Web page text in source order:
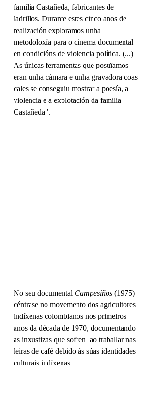
familia Castañeda, fabricantes de
ladrillos. Durante estes cinco anos de
realización exploramos unha
metodoloxía para o cinema documental
en condicións de violencia política. (...)
As únicas ferramentas que posuïamos
eran unha cámara e unha gravadora coas
cales se conseguiu mostrar a poesía, a
violencia e a explotación da familia
Castañeda”.
No seu documental Campesiños (1975)
céntrase no movemento dos agricultores
indíxenas colombianos nos primeiros
anos da década de 1970, documentando
as inxustizas que sofren  ao traballar nas
leiras de café debido ás súas identidades
culturais indíxenas.